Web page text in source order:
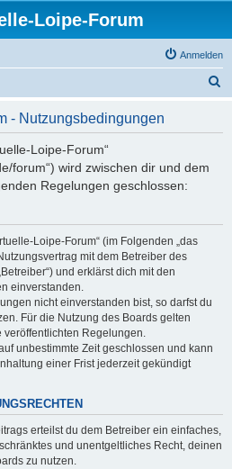
Loipe-Forum
Anmelden
- Nutzungsbedingungen
Loipe-Forum“
forum“) wird zwischen dir und dem
Regelungen geschlossen:
Loipe-Forum“ (im Folgenden „das
mit dem Betreiber des
und erklärst dich mit den
einverstanden.
nicht einverstanden bist, so darfst du
Für die Nutzung des Boards gelten
Regelungen.
unbestimmte Zeit geschlossen und kann
einer Frist jederzeit gekündigt
erteilst du dem Betreiber ein einfaches,
und unentgeltliches Recht, deinen
zu nutzen.